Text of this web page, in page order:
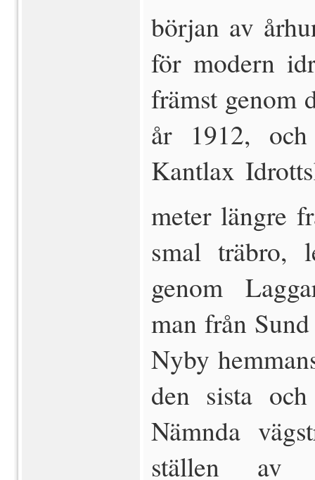
början av
för modern
främst genom
år 1912,
Kantlax
meter längre
smal träbro,
genom
man från
Nyby
den sista
Nämnda
ställen av